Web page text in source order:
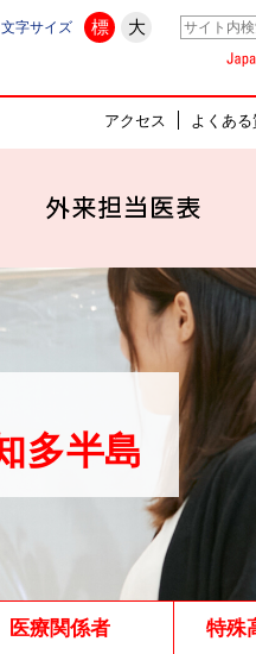
院 | 愛知県名古屋市中村区
文字サイズ 標 大
アクセス よくある
アクセス
多半島
医療関係者 特殊